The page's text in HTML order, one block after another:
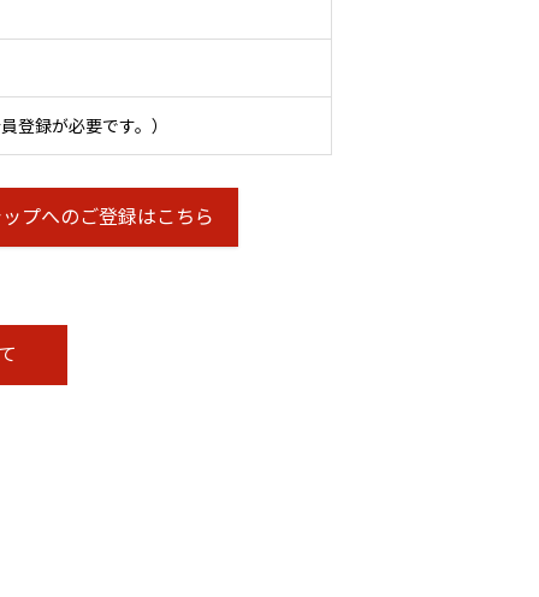
登録が必要です。）
プへのご登録はこちら